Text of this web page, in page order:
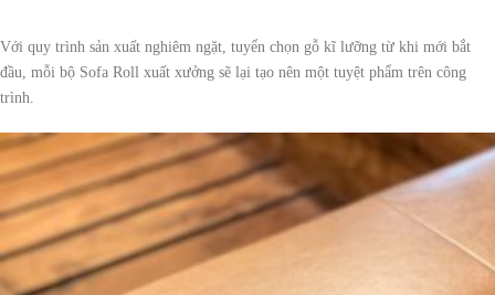
Với quy trình sản xuất nghiêm ngặt, tuyển chọn gỗ kĩ lưỡng từ khi mới bắt
đầu, mỗi bộ Sofa Roll xuất xưởng sẽ lại tạo nên một tuyệt phẩm trên công
trình.